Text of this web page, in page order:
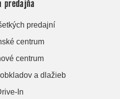
predajňa
predajní
centrum
centrum
a dlažieb
In